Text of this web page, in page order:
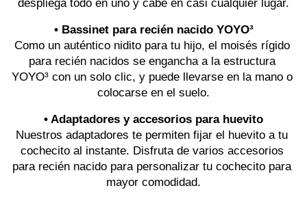
despliega todo en uno y cabe en casi cualquier lugar.
• Bassinet para recién nacido YOYO³
Como un auténtico nidito para tu hijo, el moisés rígido
para recién nacidos se engancha a la estructura
YOYO³ con un solo clic, y puede llevarse en la mano o
colocarse en el suelo.
• Adaptadores y accesorios para huevito
Nuestros adaptadores te permiten fijar el huevito a tu
cochecito al instante. Disfruta de varios accesorios
para recién nacido para personalizar tu cochecito para
mayor comodidad.